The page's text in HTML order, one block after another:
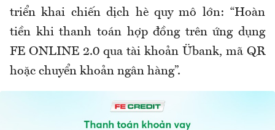
triển khai chiến dịch hè quy mô lớn: “Hoàn
tiền khi thanh toán hợp đồng trên ứng dụng
FE ONLINE 2.0 qua tài khoản Übank, mã QR
hoặc chuyển khoản ngân hàng”.